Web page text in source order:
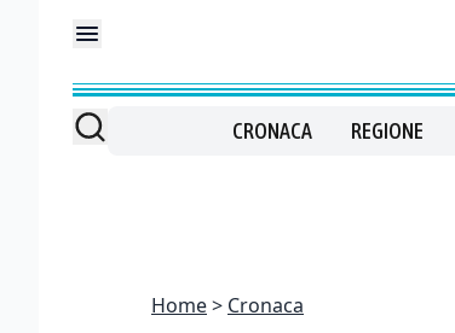
CRONACA REGIONE
Home Cronaca